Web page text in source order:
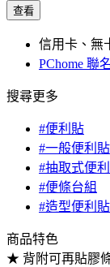
查看
信用卡、無
PChome 聯
搜尋更多
#便利貼
#一般便利貼
#抽取式便
#便條台組
#造型便利貼
商品特色
★ 背附可再貼膠